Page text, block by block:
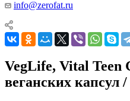
info@zerofat.ru
VegLife, Vital Teen
веганских капсул